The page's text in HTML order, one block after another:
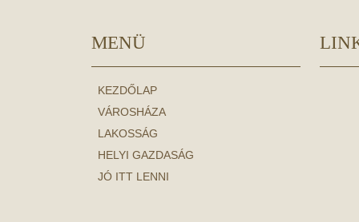
MENÜ
KEZDŐLAP
VÁROSHÁZA
LAKOSSÁG
HELYI GAZDASÁG
JÓ ITT LENNI